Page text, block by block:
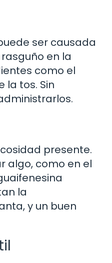
ser causada
en la
como el
la tos. Sin
presente.
algo, como en el
la
y un buen